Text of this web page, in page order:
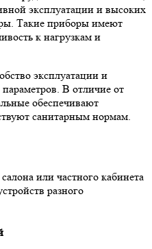
эксплуатации и высоких
Такие приборы имеют
к нагрузкам и
эксплуатации и
В отличие от
обеспечивают
санитарным нормам.
или частного кабинета
разного